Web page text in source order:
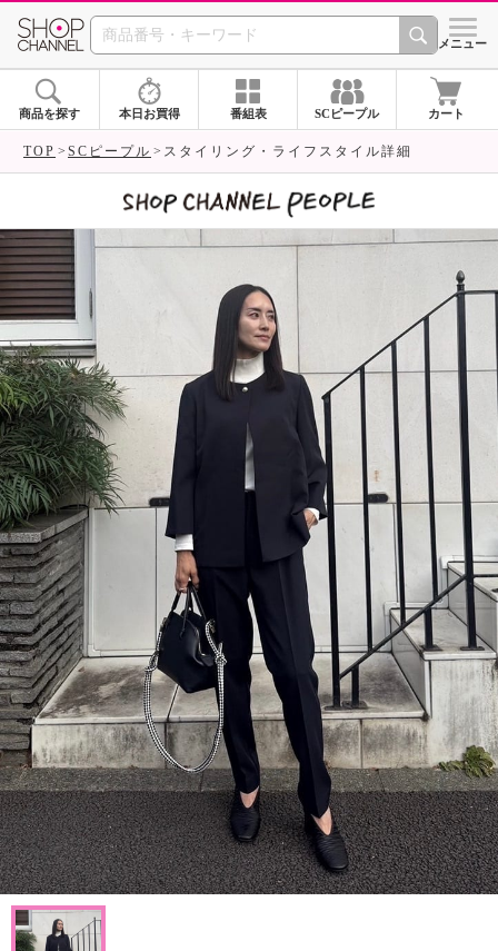
SHOP CHANNEL シメニュー
商品を探す 本日お買得 番組表 SCピープル カート
TOP SCピープル スタイリング・ライフスタイル詳細